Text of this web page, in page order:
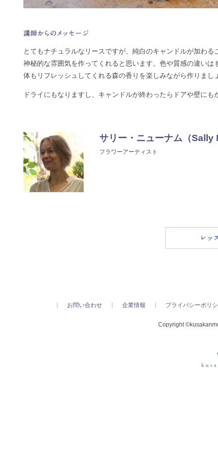
とてもナチュラルなリースですが、純白のキャンドルが加わる
神秘的な雰囲気を作ってくれると思います。色や質感の違いは
体もリフレッシュしてくれる森の香りを楽しみながら作りまし
ドライにもなりますし、キャンドルが終わったらドアや壁にも
サリー・ニューナム（Sally
フラワーアーティスト
お問い合わせ 企業情報 プライバシーポリ
Copyright